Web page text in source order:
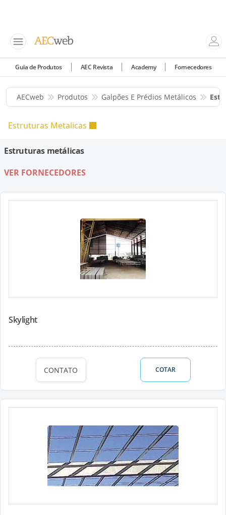
Guia de Produtos AEC Revista Academy Fornecedores
AECweb Produtos Galpões E Prédios Metálicos
Estruturas Metalicas
Estruturas metálicas
VER FORNECEDORES
Skylight
CONTATO COTAR